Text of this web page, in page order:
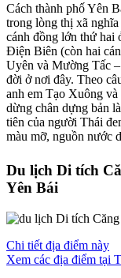
Cách thành phố Yên
trong lòng thị xã
cánh đồng lớn thứ hai
Điện Biên (còn hai
Uyên và Mường Tấc
đời ở nơi đây. Theo
anh em Tạo Xuông
dừng chân dựng bản
tiên của người Thái
màu mỡ, nguồn nước
Du lịch Di tích
Yên Bái
Chi tiết địa điểm này
Xem các địa điểm tại